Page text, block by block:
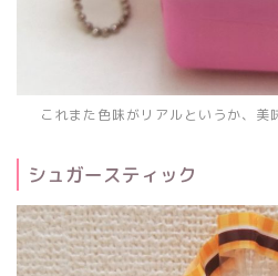
これまた色味がリアルというか、美
シュガースティック